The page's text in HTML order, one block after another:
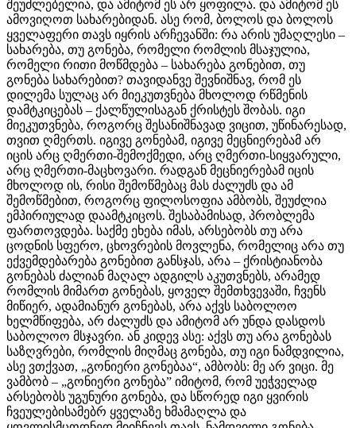
შეუძლებელია, და ამიტომ ეს არ ყოფილა. და ამიტომ ეს
ამოვიღოთ სახარებიდან. ასე რომ, ბოლოს და ბოლოს
ყველაფერი თავს იყრის არჩევანში: რა არის უმაღლესი –
სახარება, თუ გონება, რომელი რომლის მსაჯულია,
რომელი რითი მოწმდება – სახარება გონებით, თუ
გონება სახარებით? თავიდანვე შევნიშნავ, რომ ეს
დილემა სულაც არ მიეკუთვნება მხოლოდ რწმენის
დამტკიცებას – ქალწულისაგან ქრისტეს შობას. იგი
მიეკუთვნება, როგორც შესანიშნავად ვიცით, უწინარესად,
თვით ღმერთს. იგივე გონებამ, იგივე მეცნიერებამ არ
იცის არც ღმერთი-შემოქმედი, არც ღმერთი-სიყვარული,
არც ღმერთი-მაცხოვარი. რადგან მეცნიერებამ იცის
მხოლოდ ის, რისი შემოწმებაც მას ძალუძს და ამ
შემოწმებით, როგორც ფილოსოფია ამბობს, შეუძლია
ემპირიულად დაამტკიცოს. შესაბამისად, პრობლემა
ფართოვდება. საქმე ეხება იმას, არსებობს თუ არა
ცოდნის სფერო, ცხოვრების მოვლენა, რომელიც არა თუ
ექვემდებარება გონებით განსჯას, არა – ქრისტიანობა
გონებას ძალიან მაღალ ადგილს აკუთვნებს, არამედ
რომლის მიმართ გონებას, ყოველ შემთხვევაში, ჩვენს
მიწიერ, ადამიანურ გონებას, არა აქვს საბოლოო
ხელმწიფება, არ ძალუძს და ამიტომ არ უნდა დასდოს
საბოლოო მსჯავრი. ან კიდევ ასე: აქვს თუ არა გონებას
საზღვრები, რომლის მიღმაც გონება, თუ იგი ნამდვილია,
ასე ვთქვათ, „გონიერი გონებაა“, ამბობს: მე არ ვიცი. მე
ვამბობ – „გონიერი გონება” იმიტომ, რომ უეჭველად
არსებობს უგუნური გონება, და სწორედ იგი ყვირის
ჩვეულებისამებრ ყველაზე ხმამაღლა და